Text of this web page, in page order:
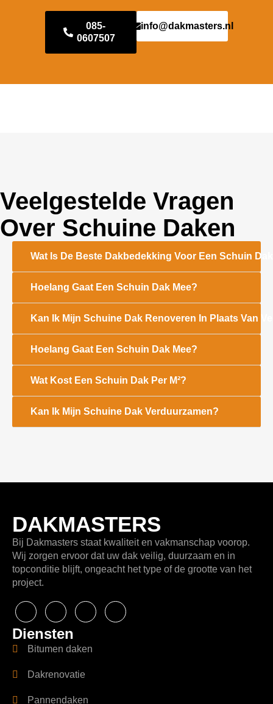
085-
0607507
info@dakmasters.nl
Veelgestelde Vragen
Over Schuine Daken
Wat Is De Beste Dakbedekking Voor Een Schuin
Hoelang Gaat Een Schuin Dak Mee?
Kan Ik Mijn Schuine Dak Renoveren In Plaats Van
Hoelang Gaat Een Schuin Dak Mee?
Wat Kost Een Schuin Dak Per M²?
Kan Ik Mijn Schuine Dak Verduurzamen?
DAKMASTERS
Bij Dakmasters staat kwaliteit en vakmanschap voorop.
Wij zorgen ervoor dat uw dak veilig, duurzaam en in
topconditie blijft, ongeacht het type of de grootte van het
project.
Diensten
Bitumen daken
Dakrenovatie
Pannendaken